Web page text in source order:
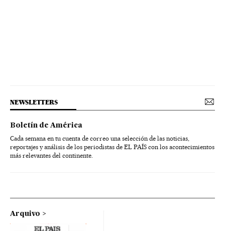
NEWSLETTERS
Boletín de América
Cada semana en tu cuenta de correo una selección de las noticias,
reportajes y análisis de los periodistas de EL PAÍS con los acontecimientos
más relevantes del continente.
Arquivo